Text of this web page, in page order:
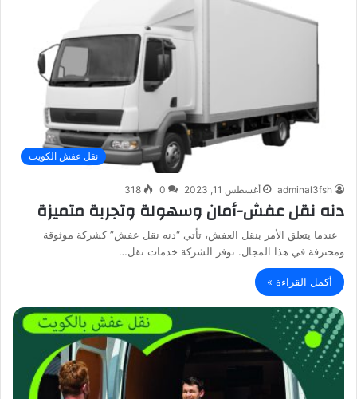
نقل عفش الكويت
adminal3fsh أغسطس 11, 2023 0
318
دنه نقل عفش-أمان وسهولة وتجربة متميزة
عندما يتعلق الأمر بنقل العفش، تأتي “دنه نقل عفش” كشركة موثوقة
ومحترفة في هذا المجال. توفر الشركة خدمات نقل…
أكمل القراءة »